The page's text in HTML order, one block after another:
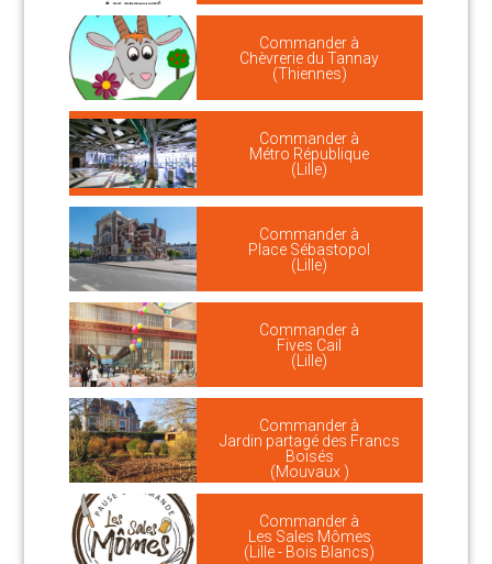
Commander à
Chèvrerie du Tannay
(Thiennes)
Commander à
Métro République
(Lille)
Commander à
Place Sébastopol
(Lille)
Commander à
Fives Cail
(Lille)
Commander à
Jardin partagé des Francs
Boisés
(Mouvaux )
Commander à
Les Sales Mômes
(Lille - Bois Blancs)